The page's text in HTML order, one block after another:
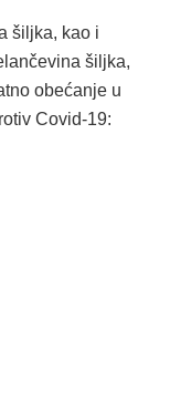
šiljka, kao i
šiljka,
obećanje u
Covid-19: